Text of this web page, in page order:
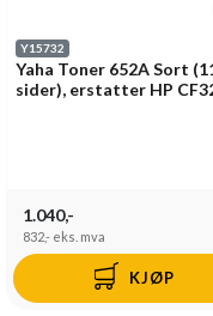
Y15732
Yaha Toner 652A Sort
sider), erstatter HP
1.040,-
832,- eks. mva
KJØP